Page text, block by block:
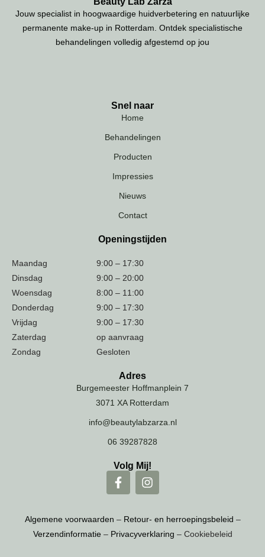
Jouw specialist in hoogwaardige huidverbetering en natuurlijke
permanente make-up in Rotterdam. Ontdek specialistische
behandelingen volledig afgestemd op jou
Snel naar
Home
Behandelingen
Producten
Impressies
Nieuws
Contact
Openingstijden
Maandag
9:00 – 17:30
Dinsdag
9:00 – 20:00
Woensdag
8:00 – 11:00
Donderdag
9:00 – 17:30
Vrijdag
9:00 – 17:30
Zaterdag
op aanvraag
Zondag
Gesloten
Adres
Burgemeester Hoffmanplein 7
3071 XA Rotterdam
info@beautylabzarza.nl
06 39287828
Volg Mij!
Algemene voorwaarden – Retour- en herroepingsbeleid –
Verzendinformatie– Privacyverklaring – Cookiebeleid